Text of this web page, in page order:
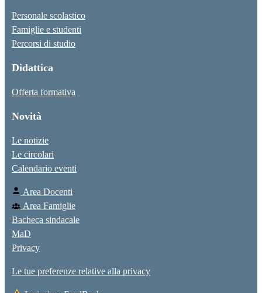
Personale scolastico
Famiglie e studenti
Percorsi di studio
Didattica
Offerta formativa
Novità
Le notizie
Le circolari
Calendario eventi
Area Docenti
Area Famiglie
Bacheca sindacale
MaD
Privacy
Le tue preferenze relative alla privacy